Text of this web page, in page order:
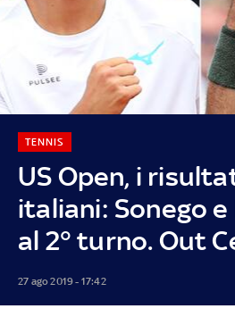
US Open, i
italiani: Sonego
al 2° turno. Out
TENNIS
27 ago 2019 - 17:42